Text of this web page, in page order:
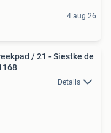
4 aug 26
/ 21 - Siestke de
Details